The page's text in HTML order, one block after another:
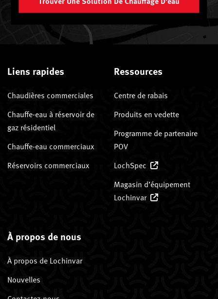
Liens rapides
Chaudières commerciales
Chauffe-eau à réservoir de
gaz résidentiel
Chauffe-eau commerciaux
Réservoirs commerciaux
Ressources
Centre de rabais
Produits en vedette
Programme de partenaire
POV
LochSpec
Magasin d’équipement
Lochinvar
À propos de nous
À propos de Lochinvar
Nouvelles